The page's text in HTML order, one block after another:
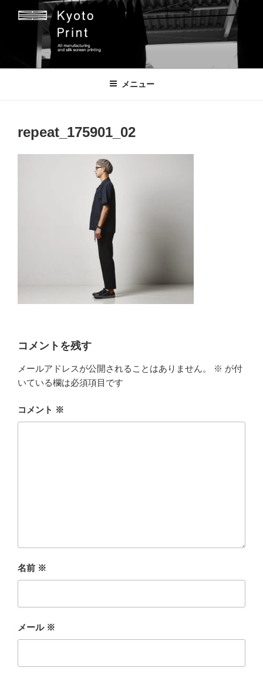
京都プリント
京都市のオリジナルプリント会社
メニュー
repeat_175901_02
コメントを残す
メールアドレスが公開されることはありません。 ※ が付
いている欄は必須項目です
コメント ※
名前 ※
メール ※